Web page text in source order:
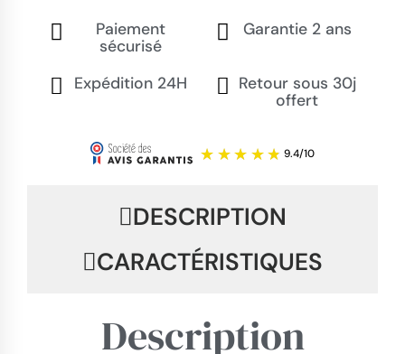
Paiement
sécurisé
Garantie 2 ans
Expédition 24H
Retour sous 30j
offert
DESCRIPTION
CARACTÉRISTIQUES
Description